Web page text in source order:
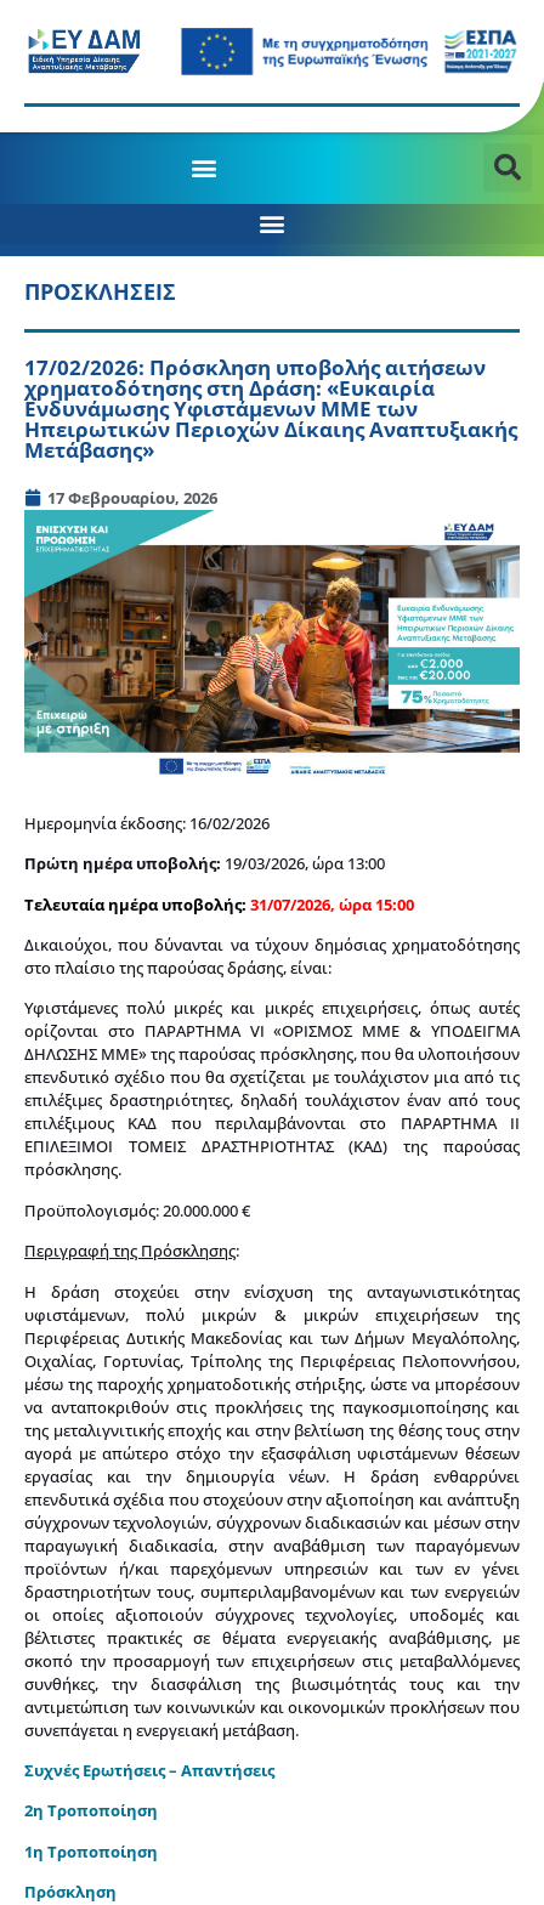
ΠΡΟΣΚΛΗΣΕΙΣ
17/02/2026: Πρόσκληση υποβολής αιτήσεων
χρηματοδότησης στη Δράση: «Ευκαιρία
Ενδυνάμωσης Υφιστάμενων ΜΜΕ των
Ηπειρωτικών Περιοχών Δίκαιης Αναπτυξιακής
Μετάβασης»
17 Φεβρουαρίου, 2026
Ημερομηνία έκδοσης: 16/02/2026
Πρώτη ημέρα υποβολής: 19/03/2026, ώρα 13:00
Τελευταία ημέρα υποβολής: 31/07/2026, ώρα 15:00
Δικαιούχοι, που δύνανται να τύχουν δημόσιας χρηματοδότησης
στο πλαίσιο της παρούσας δράσης, είναι:
Υφιστάμενες πολύ μικρές και μικρές επιχειρήσεις, όπως αυτές
ορίζονται στο ΠΑΡΑΡΤΗΜΑ VΙ «ΟΡΙΣΜΟΣ ΜΜΕ & ΥΠΟΔΕΙΓΜΑ
ΔΗΛΩΣΗΣ ΜΜΕ» της παρούσας πρόσκλησης, που θα υλοποιήσουν
επενδυτικό σχέδιο που θα σχετίζεται με τουλάχιστον μια από τις
επιλέξιμες δραστηριότητες, δηλαδή τουλάχιστον έναν από τους
επιλέξιμους ΚΑΔ που περιλαμβάνονται στο ΠΑΡΑΡΤΗΜΑ II
ΕΠΙΛΕΞΙΜΟΙ ΤΟΜΕΙΣ ΔΡΑΣΤΗΡΙΟΤΗΤΑΣ (ΚΑΔ) της παρούσας
πρόσκλησης.
Προϋπολογισμός: 20.000.000 €
Περιγραφή της Πρόσκλησης:
Η δράση στοχεύει στην ενίσχυση της ανταγωνιστικότητας
υφιστάμενων, πολύ μικρών & μικρών επιχειρήσεων της
Περιφέρειας Δυτικής Μακεδονίας και των Δήμων Μεγαλόπολης,
Οιχαλίας, Γορτυνίας, Τρίπολης της Περιφέρειας Πελοποννήσου,
μέσω της παροχής χρηματοδοτικής στήριξης, ώστε να μπορέσουν
να ανταποκριθούν στις προκλήσεις της παγκοσμιοποίησης και
της μεταλιγνιτικής εποχής και στην βελτίωση της θέσης τους στην
αγορά με απώτερο στόχο την εξασφάλιση υφιστάμενων θέσεων
εργασίας και την δημιουργία νέων. Η δράση ενθαρρύνει
επενδυτικά σχέδια που στοχεύουν στην αξιοποίηση και ανάπτυξη
σύγχρονων τεχνολογιών, σύγχρονων διαδικασιών και μέσων στην
παραγωγική διαδικασία, στην αναβάθμιση των παραγόμενων
προϊόντων ή/και παρεχόμενων υπηρεσιών και των εν γένει
δραστηριοτήτων τους, συμπεριλαμβανομένων και των ενεργειών
οι οποίες αξιοποιούν σύγχρονες τεχνολογίες, υποδομές και
βέλτιστες πρακτικές σε θέματα ενεργειακής αναβάθμισης, με
σκοπό την προσαρμογή των επιχειρήσεων στις μεταβαλλόμενες
συνθήκες, την διασφάλιση της βιωσιμότητάς τους και την
αντιμετώπιση των κοινωνικών και οικονομικών προκλήσεων που
συνεπάγεται η ενεργειακή μετάβαση.
Συχνές Ερωτήσεις – Απαντήσεις
2η Τροποποίηση
1η Τροποποίηση
Πρόσκληση